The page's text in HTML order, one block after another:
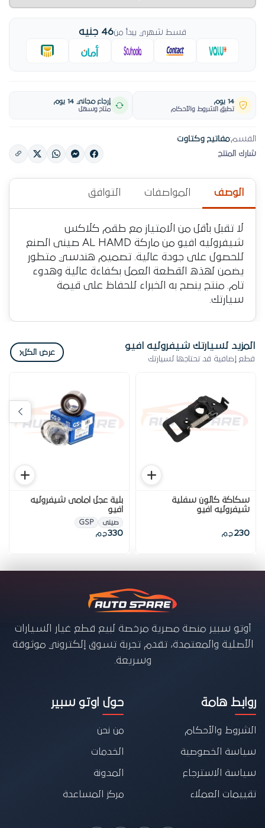
قسط شهري يبدأ من46 جنيه
14 يوم
تطبق الشروط والأحكام
إرجاع مجاني 14 يوم
متاح وسهل
القسم:مفاتيح وكتاوت
شارك المنتج
الوصف المواصفات التوافق
لا تقبل بأقل من الامتياز مع طقم كلاكس
شيفروليه افيو من ماركة AL HAMD صينى الصنع
للحصول على جودة عالية. تصميم هندسي متطور
يضمن لهذه القطعة العمل بكفاءة عالية وهدوء
تام. منتج ينصح به الخبراء للحفاظ على قيمة
سيارتك.
المزيد لسيارتك شيفروليه افيو
قطع إضافية قد تحتاجها لسيارتك
عرض الكل‹
سكاكة كالون سفلية
شيفروليه افيو
230 ج.م
بلية عجل امامى شيفروليه
افيو
صينى GSP
330ج.م
أوتو سبير منصة مصرية مرخصة لبيع قطع غيار السيارات
الأصلية والمعتمدة، تقدم تجربة تسوق إلكتروني موثوقة
وسريعة.
روابط هامة
الشروط والأحكام
سياسة الخصوصية
سياسة الاسترجاع
تقييمات العملاء
حول اوتو سبير
من نحن
الخدمات
المدونة
مركز المساعدة